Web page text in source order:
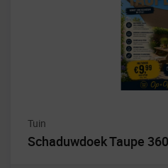
Tuin
Schaduwdoek Taupe